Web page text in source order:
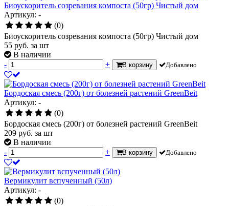
Биоускоритель созревания компоста (50гр) Чистый дом
Артикул: -
(0)
Биоускоритель созревания компоста (50гр) Чистый дом
55 руб. за шт
В наличии
-
+ В корзину Добавлено
Бордоская смесь (200г) от болезней растений GreenBeit
Артикул: -
(0)
Бордоская смесь (200г) от болезней растений GreenBeit
209 руб. за шт
В наличии
-
+ В корзину Добавлено
Вермикулит вспученный (50л)
Артикул: -
(0)